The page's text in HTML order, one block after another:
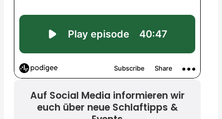
Auf Social Media informieren wir
euch über neue Schlaftipps &